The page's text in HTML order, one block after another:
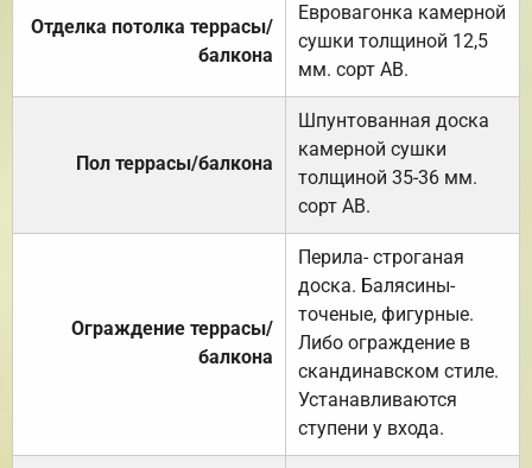
Отделка потолка террасы/
балкона
Евровагонка камерной
сушки толщиной 12,5
мм. сорт АВ.
Пол террасы/балкона
Шпунтованная доска
камерной сушки
толщиной 35-36 мм.
сорт АВ.
Ограждение террасы/
балкона
Перила- строганая
доска. Балясины-
точеные, фигурные.
Либо ограждение в
скандинавском стиле.
Устанавливаются
ступени у входа.